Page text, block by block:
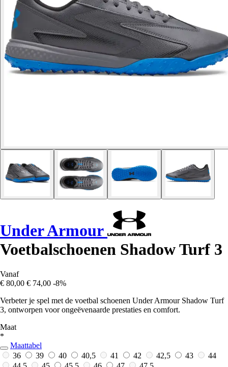
Under Armour
Voetbalschoenen Shadow Turf 3
Vanaf
€ 80,00 € 74,00 -8%
Verbeter je spel met de voetbal schoenen Under Armour Shadow Turf
3, ontworpen voor ongeëvenaarde prestaties en comfort.
Maat
*
Maattabel
36
39 40 40,5 41 42 42,5 43
44